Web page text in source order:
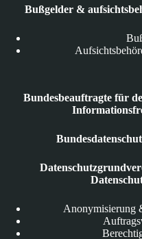
Bußgelder &
Bundesbeauftragte für
Anonymisierung